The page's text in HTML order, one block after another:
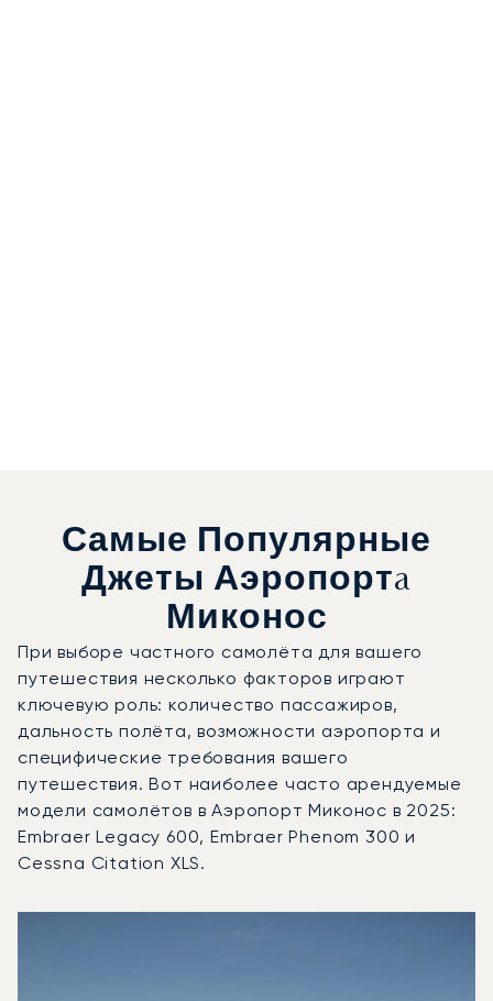
Самые Популярные
Джеты Аэропортa
Миконос
При выборе частного самолёта для вашего
путешествия несколько факторов играют
ключевую роль: количество пассажиров,
дальность полёта, возможности аэропорта и
специфические требования вашего
путешествия. Вот наиболее часто арендуемые
модели самолётов в Аэропорт Миконос в 2025:
Embraer Legacy 600, Embraer Phenom 300 и
Cessna Citation XLS.